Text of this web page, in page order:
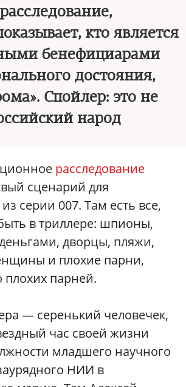
расследование,
кто является
бенефициарами
достояния,
Спойлер: это не
народ
расследование
сценарий для
серии 007. Там есть все,
в триллере: шпионы,
дворцы, пляжи,
и плохие парни,
парней.
— серенький человечек,
час своей жизни
младшего научного
НИИ в